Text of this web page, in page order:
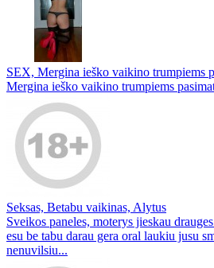
SEX, Mergina ieško vaikino trumpiems
Mergina ieško vaikino trumpiems
Seksas, Betabu vaikinas, Alytus
Sveikos paneles, moterys jieskau
esu be tabu darau gera oral laukiu jusu
nenuvilsiu...